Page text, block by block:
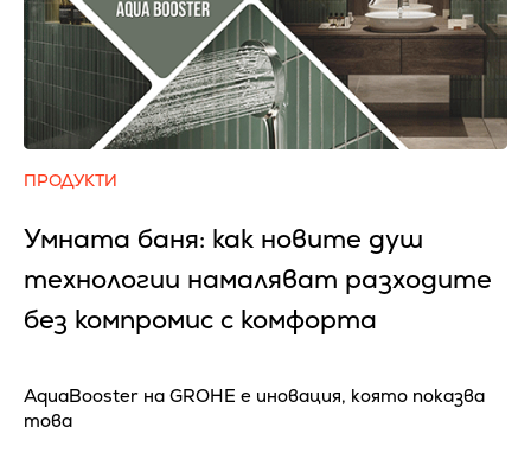
ПРОДУКТИ
Умната баня: как новите душ
технологии намаляват разходите
без компромис с комфорта
AquaBooster на GROHE e иновация, която показва
това